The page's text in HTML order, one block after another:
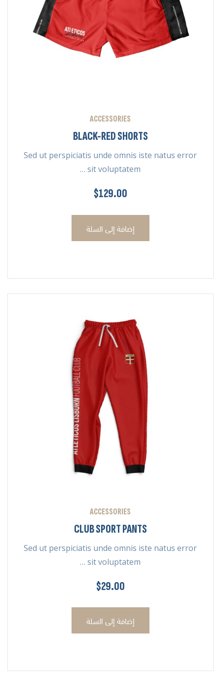
ACCESSORIES
BLACK-RED SHORTS
Sed ut perspiciatis unde omnis iste natus error
sit voluptatem …
$129.00
إضافة إلى السلة
ACCESSORIES
CLUB SPORT PANTS
Sed ut perspiciatis unde omnis iste natus error
sit voluptatem …
$29.00
إضافة إلى السلة